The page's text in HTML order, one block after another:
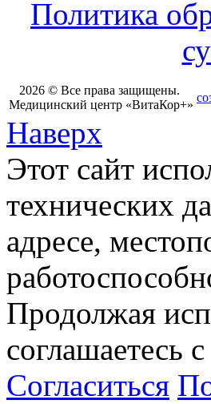
Политика
2026 © Все права защищены.
Медицинский центр «ВитаКор+»
Наверх
Этот сайт
технических
адресе,
Продолжая
соглашаетесь
Согласиться